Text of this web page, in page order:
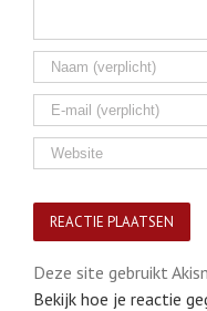
Deze site gebruikt
Bekijk hoe je reactie